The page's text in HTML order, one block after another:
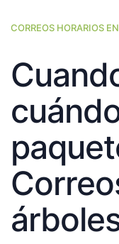
CORREOS HORARIOS